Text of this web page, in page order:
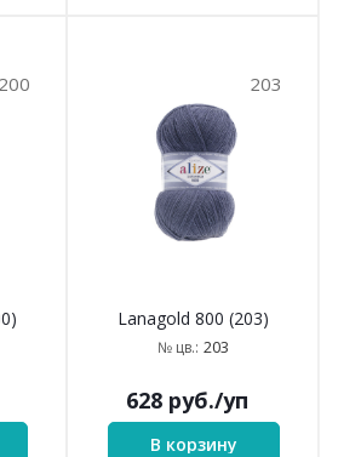
200 203
Lanagold 800 (203)
№ цв.: 203
628 руб./уп
В корзину